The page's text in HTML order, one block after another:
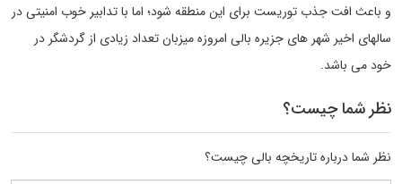
و باعث افت جذب توریست برای این منطقه شود؛ اما با تدابیر خوب امنیتی در
سالهای اخیر شهر های جزیره بالی امروزه میزبان تعداد زیادی از گردشگر در
خود می باشد.
نظر شما چیست؟
نظر شما درباره تاریخچه بالی چیست؟